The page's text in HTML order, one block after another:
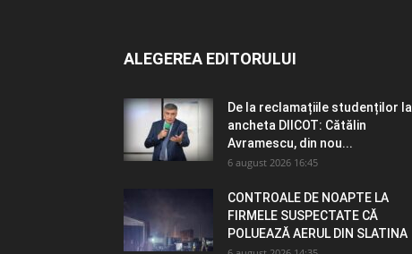
ALEGEREA EDITORULUI
De la reclamațiile studenților la
ancheta DIICOT: Cătălin
Avramescu, din nou...
6 august 2026 16:45
CONTROALE DE NOAPTE LA
FIRMELE SUSPECTATE CĂ
POLUEAZĂ AERUL DIN SLATINA